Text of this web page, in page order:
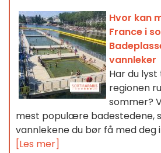
Hvor kan
France i
vannleker
Har du
regionen
sommer?
mest populære badestedene,
vannlekene du bør få med deg
[Les mer]